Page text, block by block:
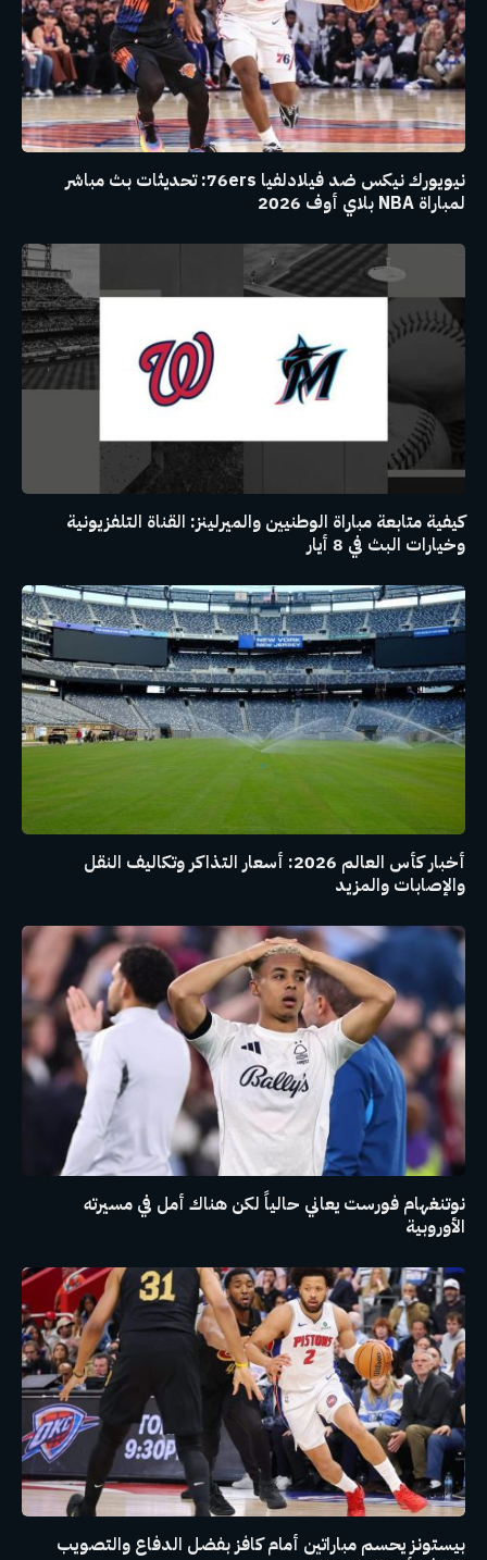
نيويورك نيكس ضد فيلادلفيا 76ers: تحديثات بث مباشر
لمباراة NBA بلاي أوف 2026
كيفية متابعة مباراة الوطنيين والميرلينز: القناة التلفزيونية
وخيارات البث في 8 أيار
أخبار كأس العالم 2026: أسعار التذاكر وتكاليف النقل
والإصابات والمزيد
نوتنغهام فورست يعاني حالياً لكن هناك أمل في مسيرته
الأوروبية
بيستونز يحسم مباراتين أمام كافز بفضل الدفاع والتصويب